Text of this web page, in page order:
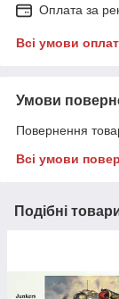
Оплата за
Всі умови
Умови
Повернення
Всі умови
Подібні